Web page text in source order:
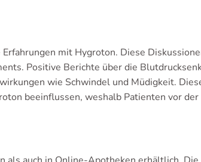
mit Hygroton. Diese
Positive Berichte über die
wie Schwindel und Müdigkeit.
beeinflussen, weshalb Patienten vor der